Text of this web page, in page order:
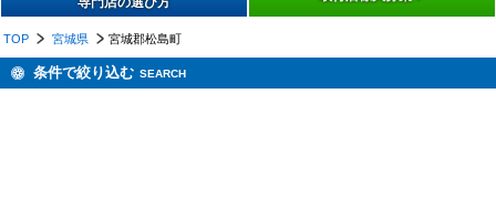
TOP 宮城県 宮城郡松島町
条件で絞り込む SEARCH